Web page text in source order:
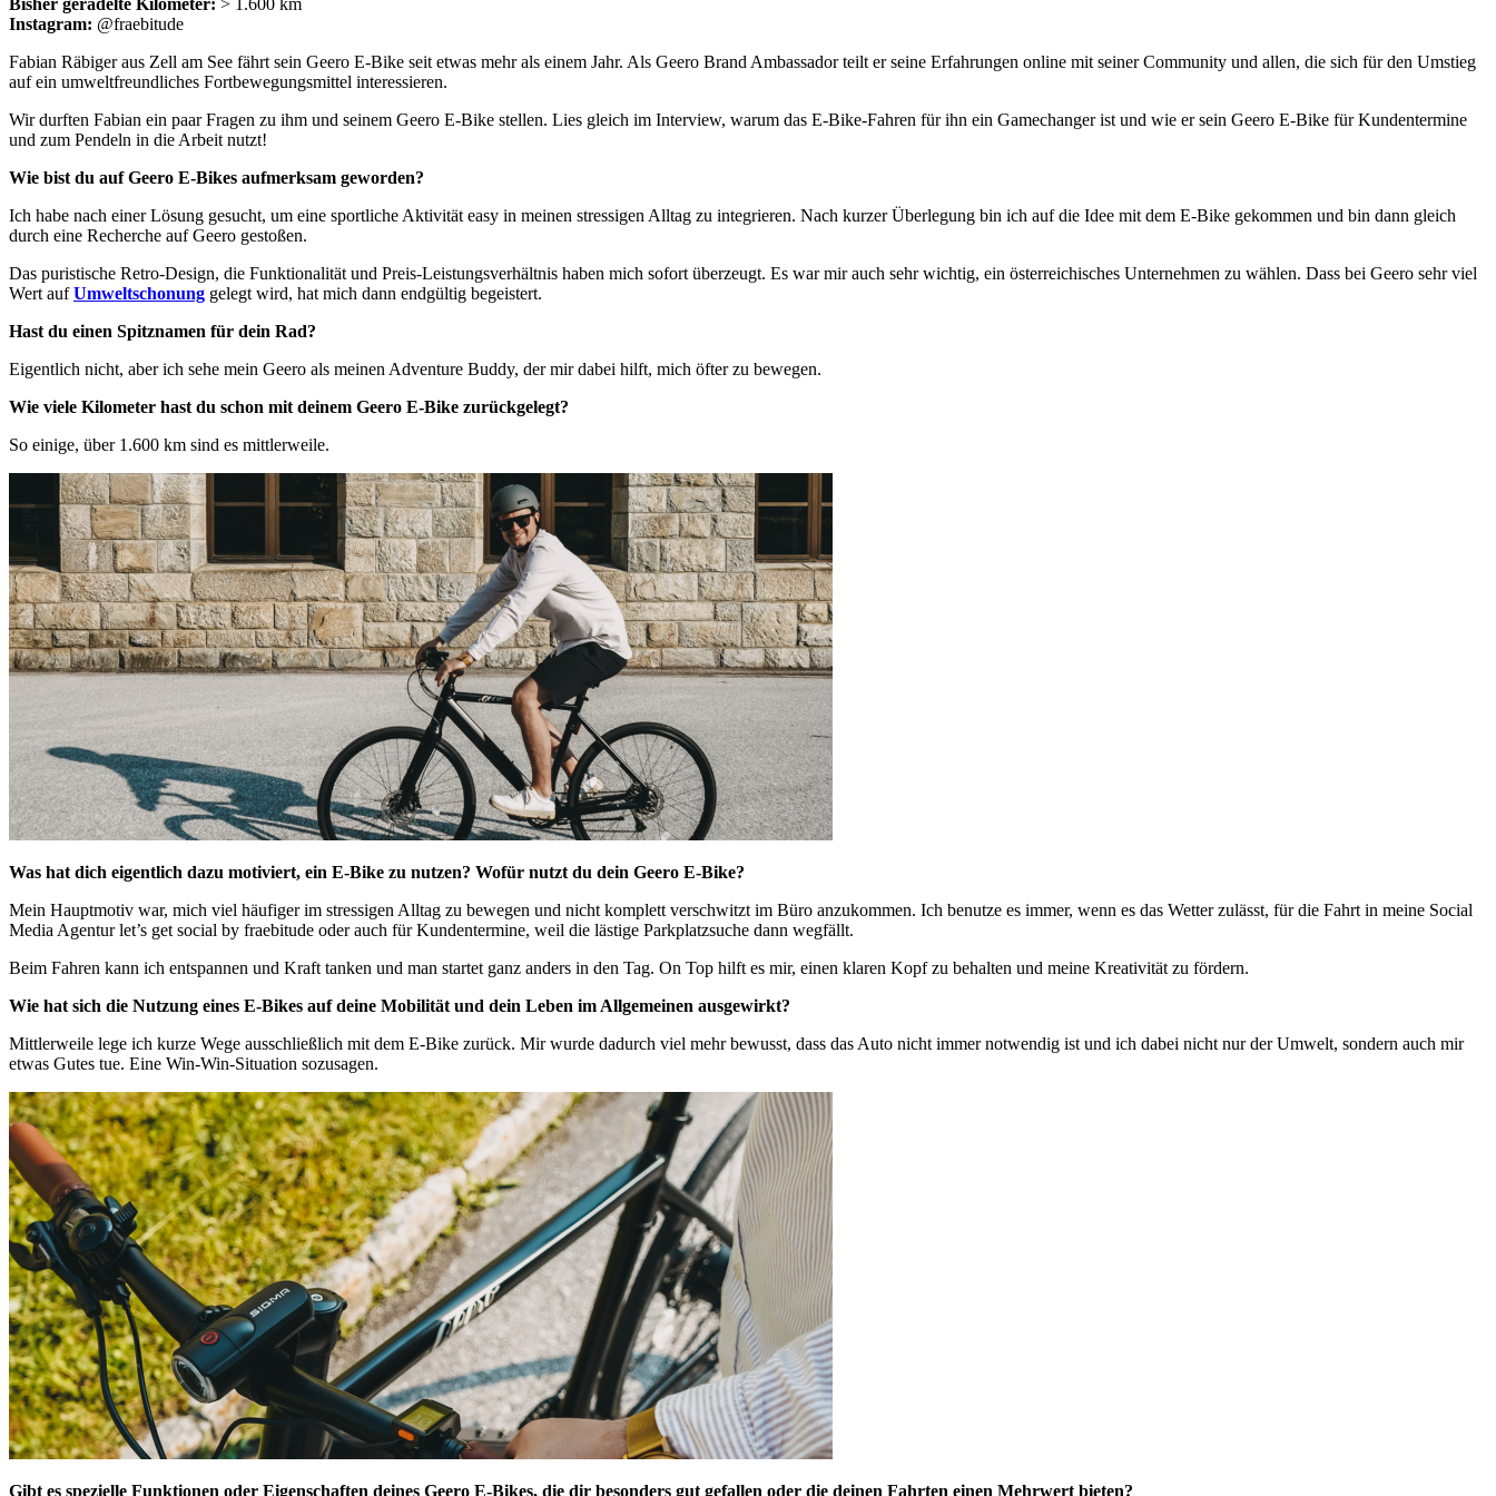
Instagram: @fraebitude
Fabian Räbiger aus Zell am See fährt sein Geero E-Bike seit etwas mehr als einem Jahr. Als Geero Brand Ambassador teilt er seine Erfahrungen online mit seiner Community und allen, die sich für den Umstieg
auf ein umweltfreundliches Fortbewegungsmittel interessieren.
Wir durften Fabian ein paar Fragen zu ihm und seinem Geero E-Bike stellen. Lies gleich im Interview, warum das E-Bike-Fahren für ihn ein Gamechanger ist und wie er sein Geero E-Bike für Kundentermine
und zum Pendeln in die Arbeit nutzt!
Wie bist du auf Geero E-Bikes aufmerksam geworden?
Ich habe nach einer Lösung gesucht, um eine sportliche Aktivität easy in meinen stressigen Alltag zu integrieren. Nach kurzer Überlegung bin ich auf die Idee mit dem E-Bike gekommen und bin dann gleich
durch eine Recherche auf Geero gestoßen.
Das puristische Retro-Design, die Funktionalität und Preis-Leistungsverhältnis haben mich sofort überzeugt. Es war mir auch sehr wichtig, ein österreichisches Unternehmen zu wählen. Dass bei Geero sehr viel
Wert aufUmweltschonung gelegt wird, hat mich dann endgültig begeistert.
Hast du einen Spitznamen für dein Rad?
Eigentlich nicht, aber ich sehe mein Geero als meinen Adventure Buddy, der mir dabei hilft, mich öfter zu bewegen.
Wie viele Kilometer hast du schon mit deinem Geero E-Bike zurückgelegt?
So einige, über 1.600 km sind es mittlerweile.
Was hat dich eigentlich dazu motiviert, ein E-Bike zu nutzen? Wofür nutzt du dein Geero E-Bike?
Mein Hauptmotiv war, mich viel häufiger im stressigen Alltag zu bewegen und nicht komplett verschwitzt im Büro anzukommen. Ich benutze es immer, wenn es das Wetter zulässt, für die Fahrt in meine Social
Media Agentur let’s get social by fraebitude oder auch für Kundentermine, weil die lästige Parkplatzsuche dann wegfällt.
Beim Fahren kann ich entspannen und Kraft tanken und man startet ganz anders in den Tag. On Top hilft es mir, einen klaren Kopf zu behalten und meine Kreativität zu fördern.
Wie hat sich die Nutzung eines E-Bikes auf deine Mobilität und dein Leben im Allgemeinen ausgewirkt?
Mittlerweile lege ich kurze Wege ausschließlich mit dem E-Bike zurück. Mir wurde dadurch viel mehr bewusst, dass das Auto nicht immer notwendig ist und ich dabei nicht nur der Umwelt, sondern auch mir
etwas Gutes tue. Eine Win-Win-Situation sozusagen.
Gibt es spezielle Funktionen oder Eigenschaften deines Geero E-Bikes, die dir besonders gut gefallen oder die deinen Fahrten einen Mehrwert bieten?